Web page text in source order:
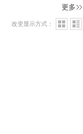
更多
改变显示方式：